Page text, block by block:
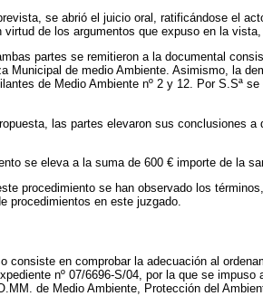
se abrió el juicio oral, ratificándose el
de los argumentos que expuso en la
partes se remitieron a la documental
Municipal de medio Ambiente. Asimismo, la
de Medio Ambiente nº 2 y 12. Por S.Sª
las partes elevaron sus conclusiones
se eleva a la suma de 600 € importe de la
procedimiento se han observado los
procedimientos en este juzgado.
consiste en comprobar la adecuación al
nº 07/6696-S/04, por la que se
de Medio Ambiente, Protección del